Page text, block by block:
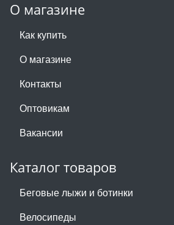
О магазине
Как купить
О магазине
Контакты
Оптовикам
Вакансии
Каталог товаров
Беговые лыжи и ботинки
Велосипеды